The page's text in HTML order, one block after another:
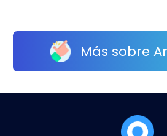
Más sobre